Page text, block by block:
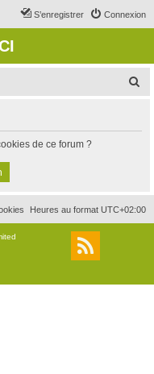
Connexion
S’enregistrer
c
de ce forum ?
Heures au format UTC+02:00